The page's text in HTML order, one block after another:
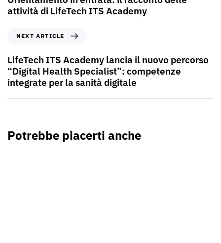
attività di LifeTech ITS Academy
NEXT ARTICLE
LifeTech ITS Academy lancia il nuovo percorso
“Digital Health Specialist”: competenze
integrate per la sanità digitale
Potrebbe piacerti anche